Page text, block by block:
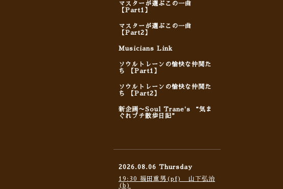
マスターが選ぶこの一曲
【Part1】
マスターが選ぶこの一曲
【Part2】
Musicians Link
ソウルトレーンの愉快な仲間た
ち 【Part1】
ソウルトレーンの愉快な仲間た
ち 【Part2】
新企画〜Soul Trane's “気ま
ぐれプチ散歩日記”
2026.08.06 Thursday
19:30 福田重男(pf) 山下弘治
(b)